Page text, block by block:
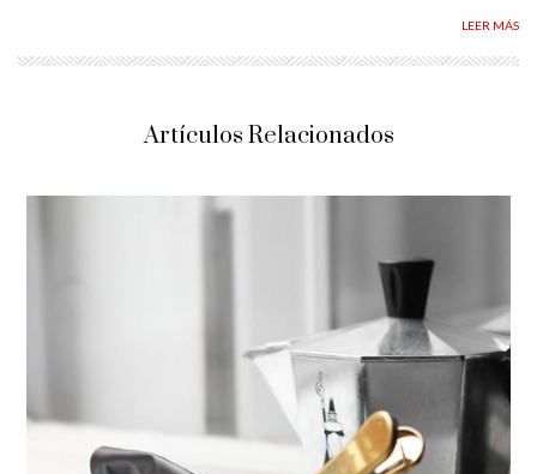
LEER MÁS
Artículos Relacionados